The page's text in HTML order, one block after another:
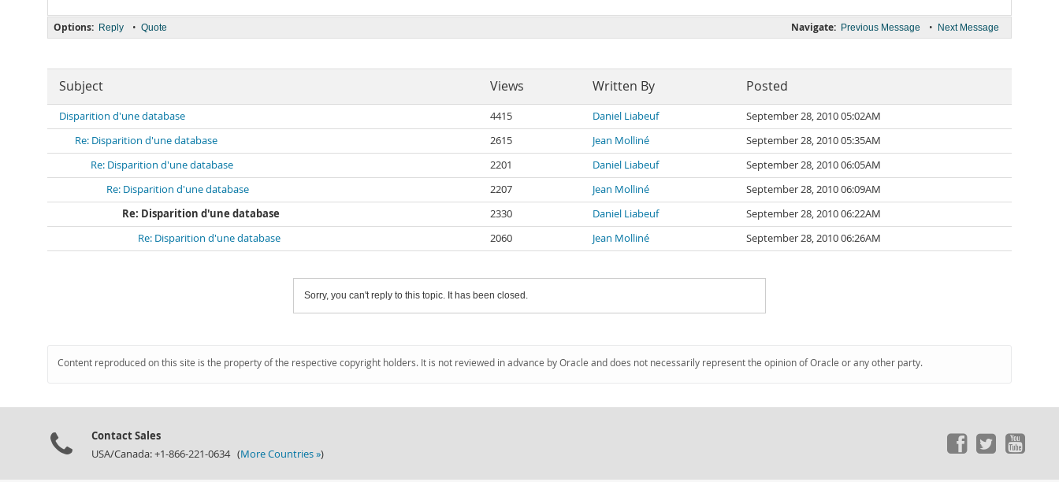
Navigate: Previous Message • Next Message
Options: Reply • Quote
Subject Views Written By Posted
Disparition d'une database 4415 Daniel Liabeuf
September 28, 2010 05:02AM
Re: Disparition d'une database
2615 Jean Molliné
September 28, 2010 05:35AM
Re: Disparition d'une database
2201 Daniel Liabeuf
September 28, 2010 06:05AM
Re: Disparition d'une database
2207 Jean Molliné
September 28, 2010 06:09AM
Re: Disparition d'une database
2330 Daniel Liabeuf
September 28, 2010 06:22AM
Re: Disparition d'une database
2060 Jean Molliné September 28, 2010 06:26AM
Sorry, you can't reply to this topic. It has been closed.
Content reproduced on this site is the property of the respective copyright holders. It is not reviewed in advance by Oracle and does not necessarily represent the opinion of Oracle or any other party.
Contact Sales
USA/Canada: +1-866-221-0634 (More Countries »)